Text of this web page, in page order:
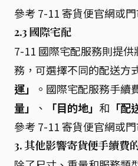
參考 7-11 寄貨便官網或門
2.3 國際宅配
7-11 國際宅配服務則提
務，可選擇不同的配送方
運」
。國際宅配服務手續
量」
、 「目的地」 和 「配
參考 7-11 寄貨便官網或門
3. 其他影響寄貨便手續費